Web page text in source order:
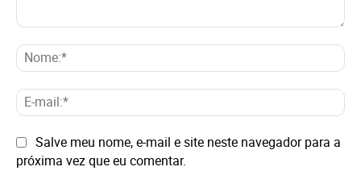
E-
Site: Salve meu nome, e-mail e site neste navegador para a
próxima vez que eu comentar.